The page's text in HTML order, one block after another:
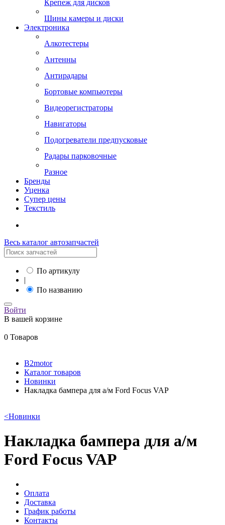
Крепеж для дисков
Шины камеры и диски
Электроника
Алкотестеры
Антенны
Антирадары
Бортовые компьютеры
Видеорегистраторы
Навигаторы
Подогреватели предпусковые
Радары парковочные
Разное
Бренды
Уценка
Супер цены
Текстиль
Весь каталог автозапчастей
По артикулу
|
По названию
Войти
В вашей корзине
0 Товаров
B2motor
Каталог товаров
Новинки
Накладка бампера для а/м Ford Focus VAP
<Новинки
Накладка бампера для а/м
Ford Focus VAP
Оплата
Доставка
График работы
Контакты